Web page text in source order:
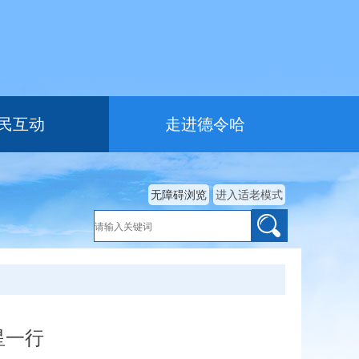
互动 走进德令哈
进入适老模式
无障碍浏览
一行